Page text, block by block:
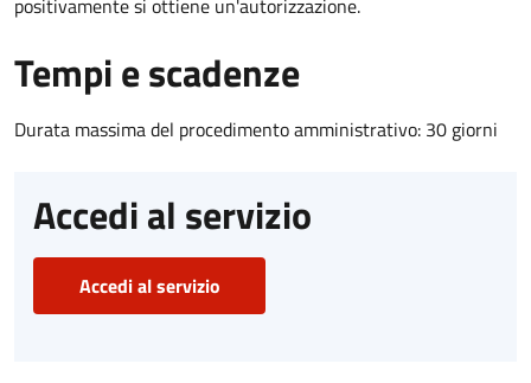
Tempi e scadenze
Durata massima del procedimento amministrativo: 30 giorni
Accedi al servizio
Accedi al servizio